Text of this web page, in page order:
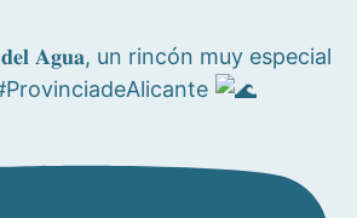
𝐝𝐞𝐥 𝐀𝐠𝐮𝐚, un rincón muy especial